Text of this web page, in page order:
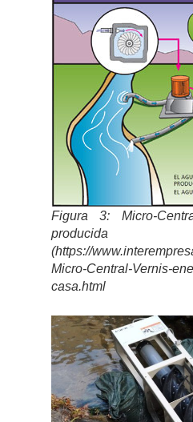
Figura 3: Micro-
(https://
Micro-Central-Vernis-
casa.html